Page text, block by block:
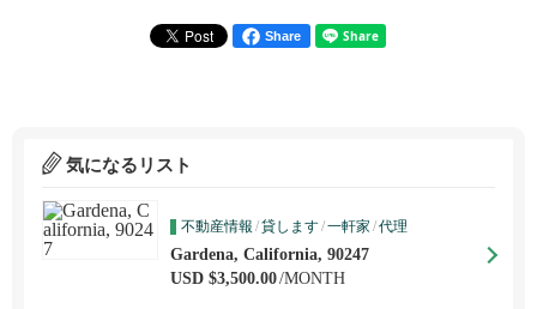
Share
気になるリスト
不動産情報 /貸します/一軒家 /代理
Gardena, California, 90247
USD $3,500.00/MONTH